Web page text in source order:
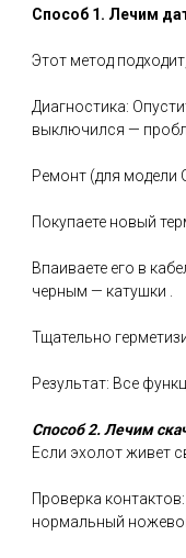
Способ 1. Лечим
Этот метод
Диагностика:
выключился —
Ремонт (для модели
Покупаете новый
Впаиваете его в
черным — катушки .
Тщательно
Результат: Все
Способ 2. Лечим
Если эхолот живет
Проверка
нормальный